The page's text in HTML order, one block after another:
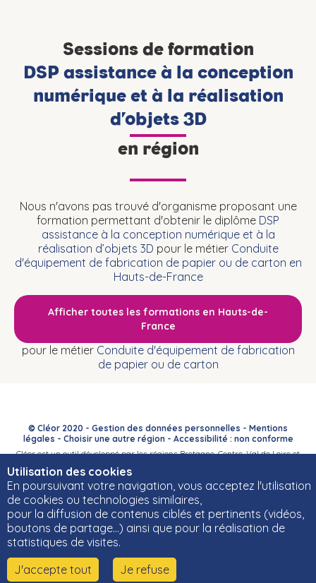
Utilisation des cookies
En poursuivant votre navigation, vous acceptez l'utilisation
de cookies ou technologies similaires,
pour la diffusion de contenus ciblés et pertinents (vidéos,
boutons de partage…) ainsi que pour la réalisation de
statistiques de visites.
J'accepte tout
Je refuse
Sessions de formation
DSP assistance à la conception
numérique et à la réalisation
d’objets 3D
en région
Nous n'avons pas trouvé d'organisme proposant une
formation permettant d'obtenir le diplôme DSP
assistance à la conception numérique et à la
réalisation d’objets 3D pour le métier Conduite
d'équipement de fabrication de papier ou de carton en
Hauts-de-France
Afficher toutes les formations en Hauts-de-
France
pour le métier Conduite d'équipement de fabrication
de papier ou de carton
© Cléor 2020 - Gestion des données personnelles - Mentions
légales - Choisir une autre région- Accessibilité : non conforme
Cléor est un outil développé par les régions Bretagne, Centre-Val de Loire et